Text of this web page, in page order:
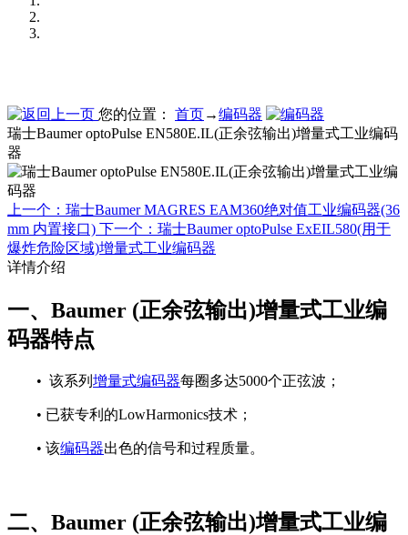
您的位置： 首页→编码器
瑞士Baumer optoPulse EN580E.IL(正余弦输出)增量式工业编码
器
上一个：瑞士Baumer MAGRES EAM360绝对值工业编码器(36
mm 内置接口) 下一个：瑞士Baumer optoPulse ExEIL580(用于
爆炸危险区域)增量式工业编码器
详情介绍
一、Baumer (正余弦输出)增量式工业编
码器特点
• 该系列 增量式编码器每圈多达5000个正弦波；
• 已获专利的LowHarmonics技术；
• 该编码器出色的信号和过程质量。
二、Baumer (正余弦输出)增量式工业编